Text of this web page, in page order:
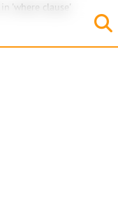
'where clause'